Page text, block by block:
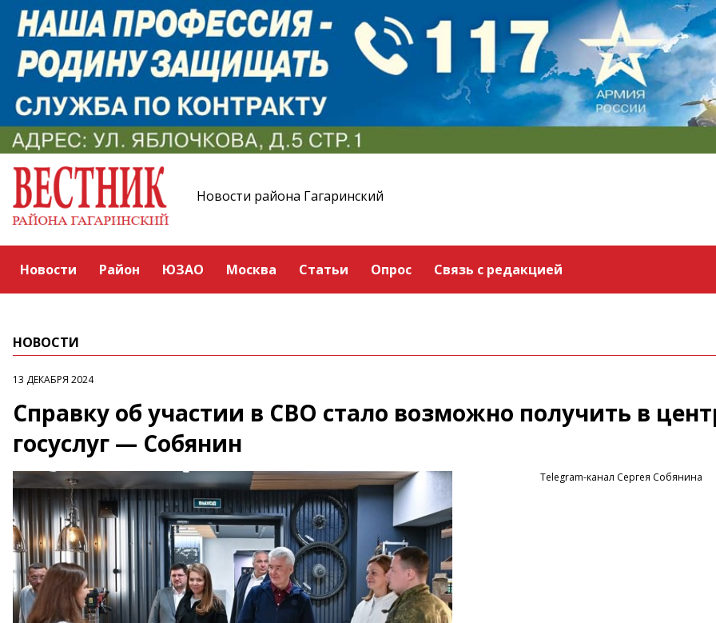
Новости района Гагаринский
Новости Район ЮЗАО Москва Статьи Опрос Связь с редакцией
НОВОСТИ
13 ДЕКАБРЯ 2024
Справку об участии в СВО стало возможно получить в
госуслуг — Собянин
Telegram-канал Сергея Собянина